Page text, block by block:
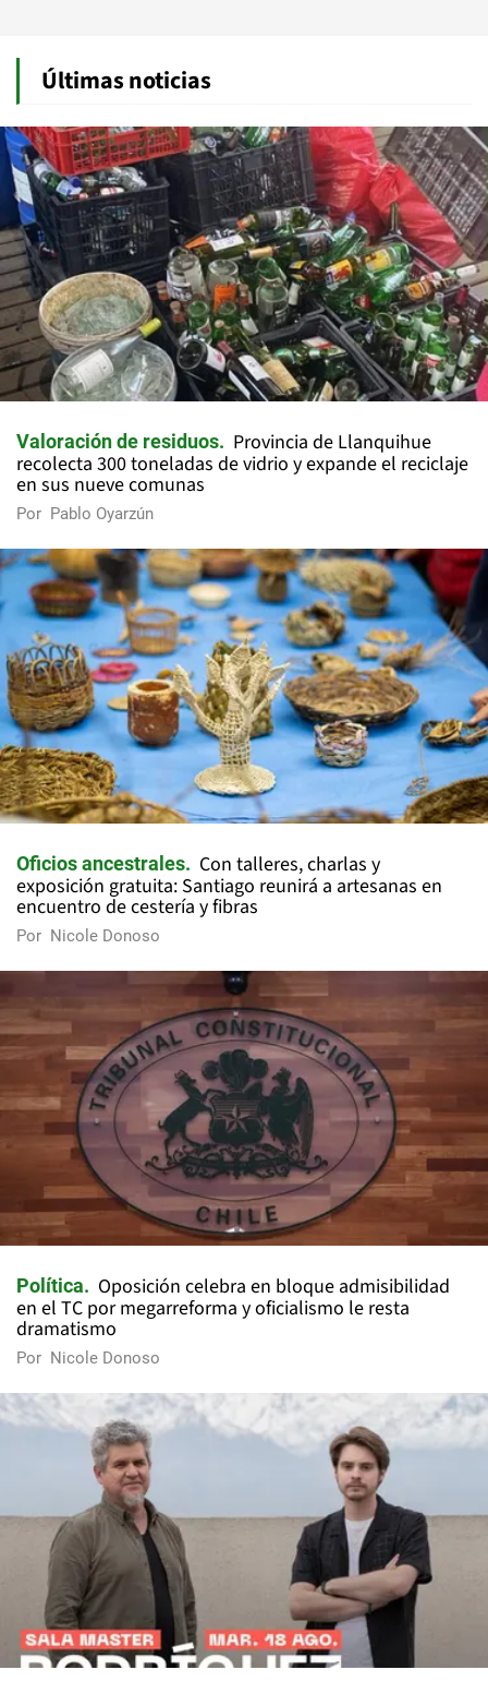
Últimas noticias
Valoración de residuos
Provincia de Llanquihue
recolecta 300 toneladas de vidrio y expande el reciclaje
en sus nueve comunas
Por Pablo Oyarzún
Oficios ancestrales
Con talleres, charlas y
exposición gratuita: Santiago reunirá a artesanas en
encuentro de cestería y fibras
Por Nicole Donoso
Política
Oposición celebra en bloque admisibilidad
en el TC por megarreforma y oficialismo le resta
dramatismo
Por Nicole Donoso